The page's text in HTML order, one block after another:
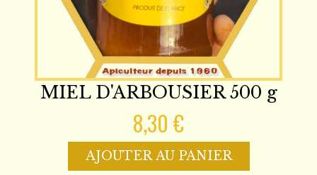
MIEL D'ARBOUSIER 500 g
8,30 €
AJOUTER AU PANIER